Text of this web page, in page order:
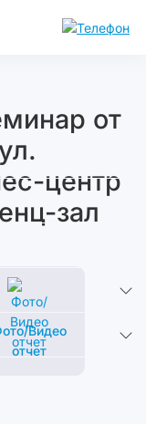
от
центр
зал
Видео
отчет